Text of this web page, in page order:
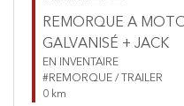
REMORQUE A
GALVANISÉ + JACK
EN INVENTAIRE
#REMORQUE / TRAILER
0 km